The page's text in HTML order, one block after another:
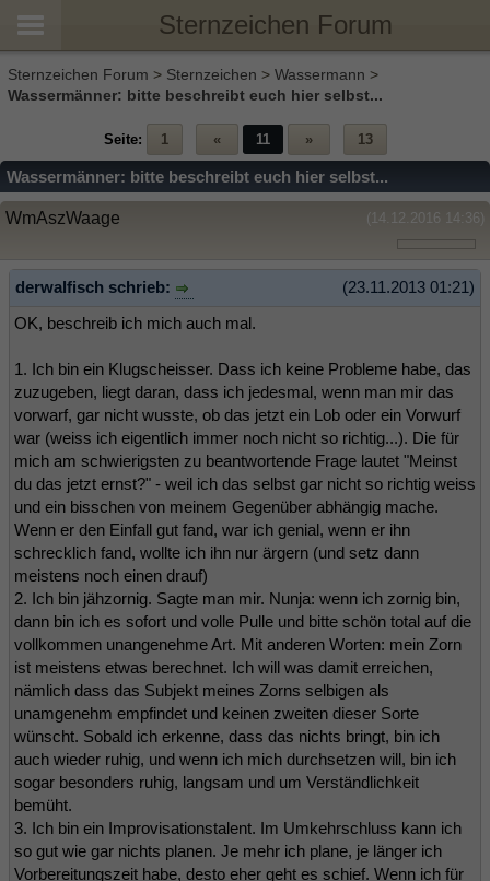
Sternzeichen Forum
Sternzeichen Forum > Sternzeichen > Wassermann >
Wassermänner: bitte beschreibt euch hier selbst...
Seite: 1 « 11 » 13
Wassermänner: bitte beschreibt euch hier selbst...
(14.12.2016 14:36)
WmAszWaage
(23.11.2013 01:21)
derwalfisch schrieb:
OK, beschreib ich mich auch mal.
1. Ich bin ein Klugscheisser. Dass ich keine Probleme habe, das
zuzugeben, liegt daran, dass ich jedesmal, wenn man mir das
vorwarf, gar nicht wusste, ob das jetzt ein Lob oder ein Vorwurf
war (weiss ich eigentlich immer noch nicht so richtig...). Die für
mich am schwierigsten zu beantwortende Frage lautet "Meinst
du das jetzt ernst?" - weil ich das selbst gar nicht so richtig weiss
und ein bisschen von meinem Gegenüber abhängig mache.
Wenn er den Einfall gut fand, war ich genial, wenn er ihn
schrecklich fand, wollte ich ihn nur ärgern (und setz dann
meistens noch einen drauf)
2. Ich bin jähzornig. Sagte man mir. Nunja: wenn ich zornig bin,
dann bin ich es sofort und volle Pulle und bitte schön total auf die
vollkommen unangenehme Art. Mit anderen Worten: mein Zorn
ist meistens etwas berechnet. Ich will was damit erreichen,
nämlich dass das Subjekt meines Zorns selbigen als
unamgenehm empfindet und keinen zweiten dieser Sorte
wünscht. Sobald ich erkenne, dass das nichts bringt, bin ich
auch wieder ruhig, und wenn ich mich durchsetzen will, bin ich
sogar besonders ruhig, langsam und um Verständlichkeit
bemüht.
3. Ich bin ein Improvisationstalent. Im Umkehrschluss kann ich
so gut wie gar nichts planen. Je mehr ich plane, je länger ich
Vorbereitungszeit habe, desto eher geht es schief. Wenn ich für